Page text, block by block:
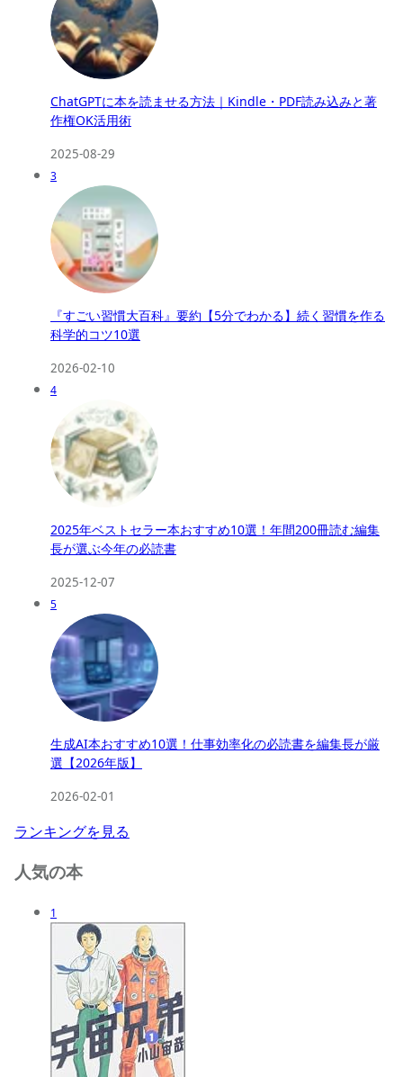
ChatGPTに本を読ませる方法｜Kindle・PDF読み込みと著
作権OK活用術
2025-08-29
3
『すごい習慣大百科』要約【5分でわかる】続く習慣を作る
科学的コツ10選
2026-02-10
4
2025年ベストセラー本おすすめ10選！年間200冊読む編集
長が選ぶ今年の必読書
2025-12-07
5
生成AI本おすすめ10選！仕事効率化の必読書を編集長が厳
選【2026年版】
2026-02-01
ランキングを見る
人気の本
1